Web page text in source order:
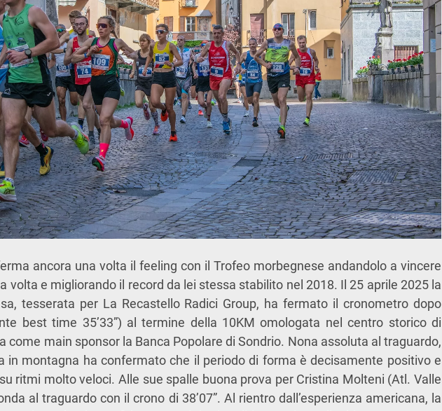
ancora una volta il feeling con il Trofeo morbegnese andandolo a vincere
volta e migliorando il record da lei stessa stabilito nel 2018. Il 25 aprile 2025 la
tesserata per La Recastello Radici Group, ha fermato il cronometro dopo
best time 35’33”) al termine della 10KM omologata nel centro storico di
come main sponsor la Banca Popolare di Sondrio. Nona assoluta al traguardo,
in montagna ha confermato che il periodo di forma è decisamente positivo e
ritmi molto veloci. Alle sue spalle buona prova per Cristina Molteni (Atl. Valle
al traguardo con il crono di 38’07”. Al rientro dall’esperienza americana, la